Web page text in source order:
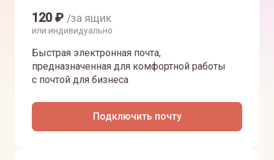
120₽ /за ящик
или индивидуально
Быстрая электронная почта,
предназначенная для комфортной работы
с почтой для бизнеса
Подключить почту